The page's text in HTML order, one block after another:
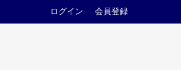
ログイン 会員登録